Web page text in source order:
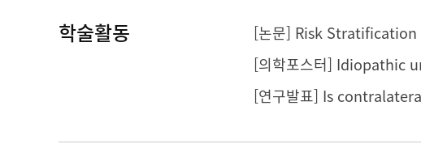
학술활동 [논문] Risk